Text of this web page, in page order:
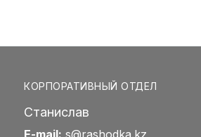
КОРПОРАТИВНЫЙ ОТДЕЛ
Станислав